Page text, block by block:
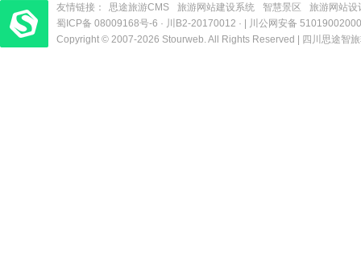
友情链接： 思途旅游CMS 旅游网站建设系统 智慧景区
旅游网站设
梦旅程酒店管理系统
​| 运营支持：创旅云营销​
蜀ICP备 08009168号-6 · 川B2-20170012 · |
川公网安备
Copyright © 2007-2026 Stourweb. All Rights Reserved | 四川思途智